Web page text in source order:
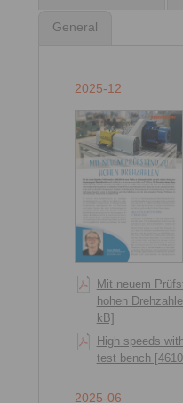
General
2025-12
Mit neuem
hohen
kB]
High speeds with
test bench
2025-06